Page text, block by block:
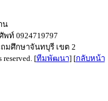
น
ท์ 0924719797
มศึกษาจันทบุรี เขต 2
[ทีมพัฒนา] [กลับหน้า